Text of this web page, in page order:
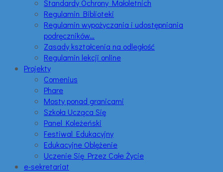
Standardy Ochrony Małoletnich
Regulamin Biblioteki
Regulamin wypożyczania i udostępniania
podręczników…
Zasady kształcenia na odległość
Regulamin lekcji online
Projekty
Comenius
Phare
Mosty ponad granicami
Szkoła Ucząca Się
Panel Koleżeński
Festiwal Edukacyjny
Edukacyjne Oblężenie
Uczenie Się Przez Całe Życie
e-sekretariat